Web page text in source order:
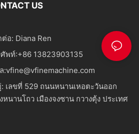
US
อ: Diana Ren
พท์:+86 13823903135
:vfine@vfinemachine.com
เลขที่ 529 ถนนหนานเหอตะวันออก
หนานโถว เมืองจงซาน กวางตุ้ง ประเทศ